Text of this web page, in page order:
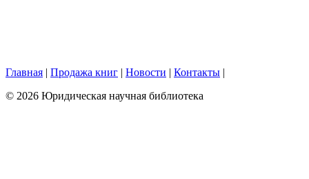
Главная | Продажа книг | Новости | Контакты |
© 2026 Юридическая научная библиотека